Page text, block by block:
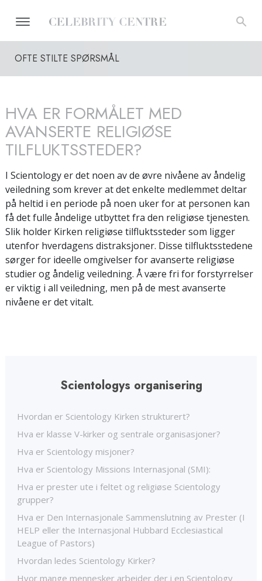
OFTE STILTE SPØRSMÅL
HVA ER FORMÅLET MED
AVANSERTE RELIGIØSE
TILFLUKTSSTEDER?
I Scientology er det noen av de øvre nivåene av åndelig
veiledning som krever at det enkelte medlemmet deltar
på heltid i en periode på noen uker for at personen kan
få det fulle åndelige utbyttet fra den religiøse tjenesten.
Slik holder Kirken religiøse tilfluktssteder som ligger
utenfor hverdagens distraksjoner. Disse tilfluktsstedene
sørger for ideelle omgivelser for avanserte religiøse
studier og åndelig veiledning. Å være fri for forstyrrelser
er viktig i all veiledning, men på de mest avanserte
nivåene er det vitalt.
Scientologys organisering
Hvordan er Scientology Kirken strukturert?
Hva er klasse V-kirker og sentrale organisasjoner?
Hva er Scientology misjoner?
Hva er Scientology Missions Internasjonal (SMI):
Hva er prester ute i feltet og religiøse Scientology
grupper?
Hva er Den Internasjonale Sammenslutning av Prester (I
HELP eller the Internasjonal Hubbard Ecclesiastical
League of Pastors)
Hvordan ledes Scientology Kirker?
Hvor mange mennesker arbeider der i en Scientology